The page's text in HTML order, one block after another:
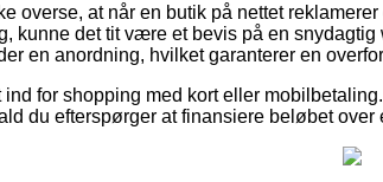
overse, at når en butik på nettet
kunne det tit være et bevis på en
en anordning, hvilket garanterer en
for shopping med kort eller
du efterspørger at finansiere beløbet